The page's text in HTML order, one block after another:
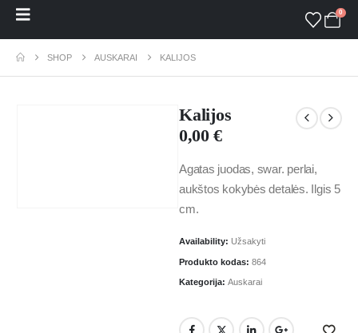
0
SHOP AUSKARAI KALIJOS
Kalijos
0,00 €
Agatas juodas, swar. perlai,
aukštos kokybės detalės. Ilgis 5
cm.
Availability: Užsakyti
Produkto kodas: 864
Kategorija: Auskarai